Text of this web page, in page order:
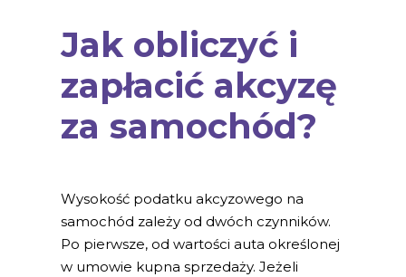
Jak obliczyć i
zapłacić akcyzę
za samochód?
Wysokość podatku akcyzowego na
samochód zależy od dwóch czynników.
Po pierwsze, od wartości auta określonej
w umowie kupna sprzedaży. Jeżeli